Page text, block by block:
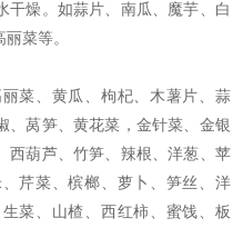
干燥。如蒜片、南瓜、魔芋、白
菜等。
、黄瓜、枸杞、木薯片、蒜
、莴笋、黄花菜，金针菜、金银
西葫芦、竹笋、辣根、洋葱、苹
芹菜、槟榔、萝卜、笋丝、洋
菜、山楂、西红柿、蜜饯、板